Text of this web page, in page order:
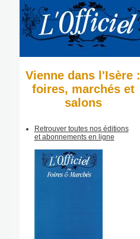
Vienne dans l'Isère :
foires, marchés et
salons
Retrouver toutes nos éditions
et abonnements en ligne